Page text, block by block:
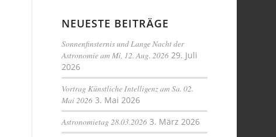
NEUESTE BEITRÄGE
Sonnenfinsternis und Lange Nacht der
Astronomie am Mi, 12. Aug. 2026 29. Juli
2026
Vortrag Künstliche Intelligenz am Sa. 02.
Mai 2026 3. Mai 2026
Astronomietag 28.03.2026 3. März 2026